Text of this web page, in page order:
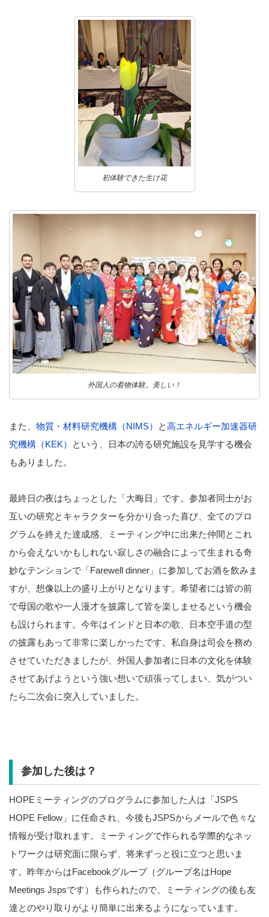
初体験できた生け花
外国人の着物体験。美しい！
また、 物質・材料研究機構（NIMS） と高エネルギー加速器研
究機構（KEK）
という、日本の誇る研究施設を見学する機会
もありました。
最終日の夜はちょっとした「大晦日」です。参加者同士がお
互いの研究とキャラクターを分かり合った喜び、全てのプロ
グラムを終えた達成感、ミーティング中に出来た仲間とこれ
から会えないかもしれない寂しさの融合によって生まれる奇
妙なテンションで「Farewell dinner」に参加してお酒を飲みま
すが、想像以上の盛り上がりとなります。希望者には皆の前
で母国の歌や一人漫才を披露して皆を楽しませるという機会
も設けられます。今年はインドと日本の歌、日本空手道の型
の披露もあって非常に楽しかったです。私自身は司会を務め
させていただきましたが、外国人参加者に日本の文化を体験
させてあげようという強い想いで頑張ってしまい、気がつい
たら二次会に突入していました。
参加した後は？
HOPEミーティングのプログラムに参加した人は「JSPS
HOPE Fellow」に任命され、今後もJSPSからメールで色々な
情報が受け取れます。ミーティングで作られる学際的なネッ
トワークは研究面に限らず、将来ずっと役に立つと思いま
す。昨年からはFacebookグループ（グループ名はHope
Meetings Jspsです）も作られたので、ミーティングの後も友
達とのやり取りがより簡単に出来るようになっています。